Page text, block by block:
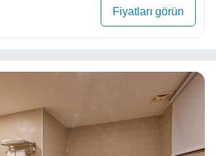
Fiyatları görün